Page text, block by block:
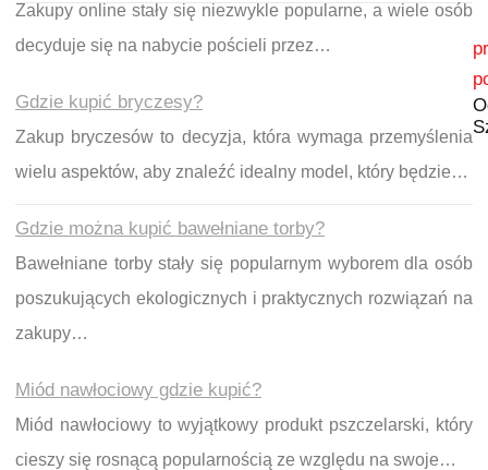
Zakupy online stały się niezwykle popularne, a wiele osób
decyduje się na nabycie pościeli przez…
Gdzie kupić bryczesy?
Zakup bryczesów to decyzja, która wymaga przemyślenia
wielu aspektów, aby znaleźć idealny model, który będzie…
Gdzie można kupić bawełniane torby?
Bawełniane torby stały się popularnym wyborem dla osób
poszukujących ekologicznych i praktycznych rozwiązań na
zakupy…
Miód nawłociowy gdzie kupić?
Miód nawłociowy to wyjątkowy produkt pszczelarski, który
cieszy się rosnącą popularnością ze względu na swoje…
Nawigacja wpisu